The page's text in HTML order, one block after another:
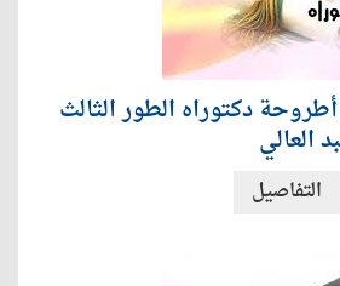
دكتوراه الطور الثالث
العالي
التفاصيل